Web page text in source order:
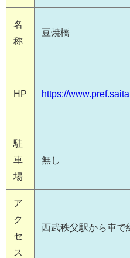
名
称
豆焼橋
HP https://
駐
車
場
無し
ア
ク
セ
ス
西武秩父駅から車で